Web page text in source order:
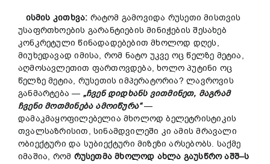
ისმის კითხვა: რატომ გამოვიდა რუსეთი მისთვის
უსაფრთხოების გარანტიების მინიჭების შესახებ
კონკრეტული წინადადებებით მხოლოდ დღეს,
მიუხედავად იმისა, რომ ნატო უკვე ოც წელზე მეტია,
აღმოსავლეთით ფართოვდება, ხოლო პუტინი ოც
წელზე მეტია, რუსეთის იმპერატორია? ლავროვის
განმარტება — „ჩვენ დიდხანს ვითმინეთ, მაგრამ
ჩვენი მოთმინება ამოიწურა“—
დამაკმაყოფილებელია მხოლოდ ბელეტრისტიკის
თვალსაზრისით, სინამდვილეში კი ამის მრავალი
ობიექტური და სუბიექტური მიზეზი არსებობს. საქმე
იმაშია, რომ რუსეთმა მხოლოდ ახლა გაუსწრო აშშ–ს